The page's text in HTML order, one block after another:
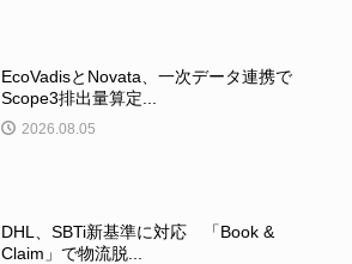
EcoVadisとNovata、一次データ連携で
Scope3排出量算定...
2026.08.05
DHL、SBTi新基準に対応 「Book &
Claim」で物流脱...